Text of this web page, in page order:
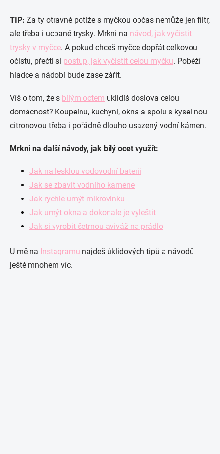
TIP: Za ty otravné potíže s myčkou občas nemůže jen filtr,
ale třeba i ucpané trysky. Mrkni na návod, jak vyčistit
trysky v myčce. A pokud chceš myčce dopřát celkovou
očistu, přečti si postup, jak vyčistit celou myčku. Poběží
hladce a nádobí bude zase zářit.
Víš o tom, že s bílým octem uklidíš doslova celou
domácnost? Koupelnu, kuchyni, okna a spolu s kyselinou
citronovou třeba i pořádně dlouho usazený vodní kámen.
Mrkni na další návody, jak bílý ocet využít:
Jak na lesklou vodovodní baterii
Jak se zbavit vodního kamene
Jak rychle umýt mikrovlnku
Jak umýt okna a dokonale je vyleštit
Jak si vyrobit šetrnou aviváž na prádlo
U mě na Instagramu najdeš úklidových tipů a návodů
ještě mnohem víc.